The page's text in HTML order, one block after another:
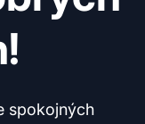
spokojných